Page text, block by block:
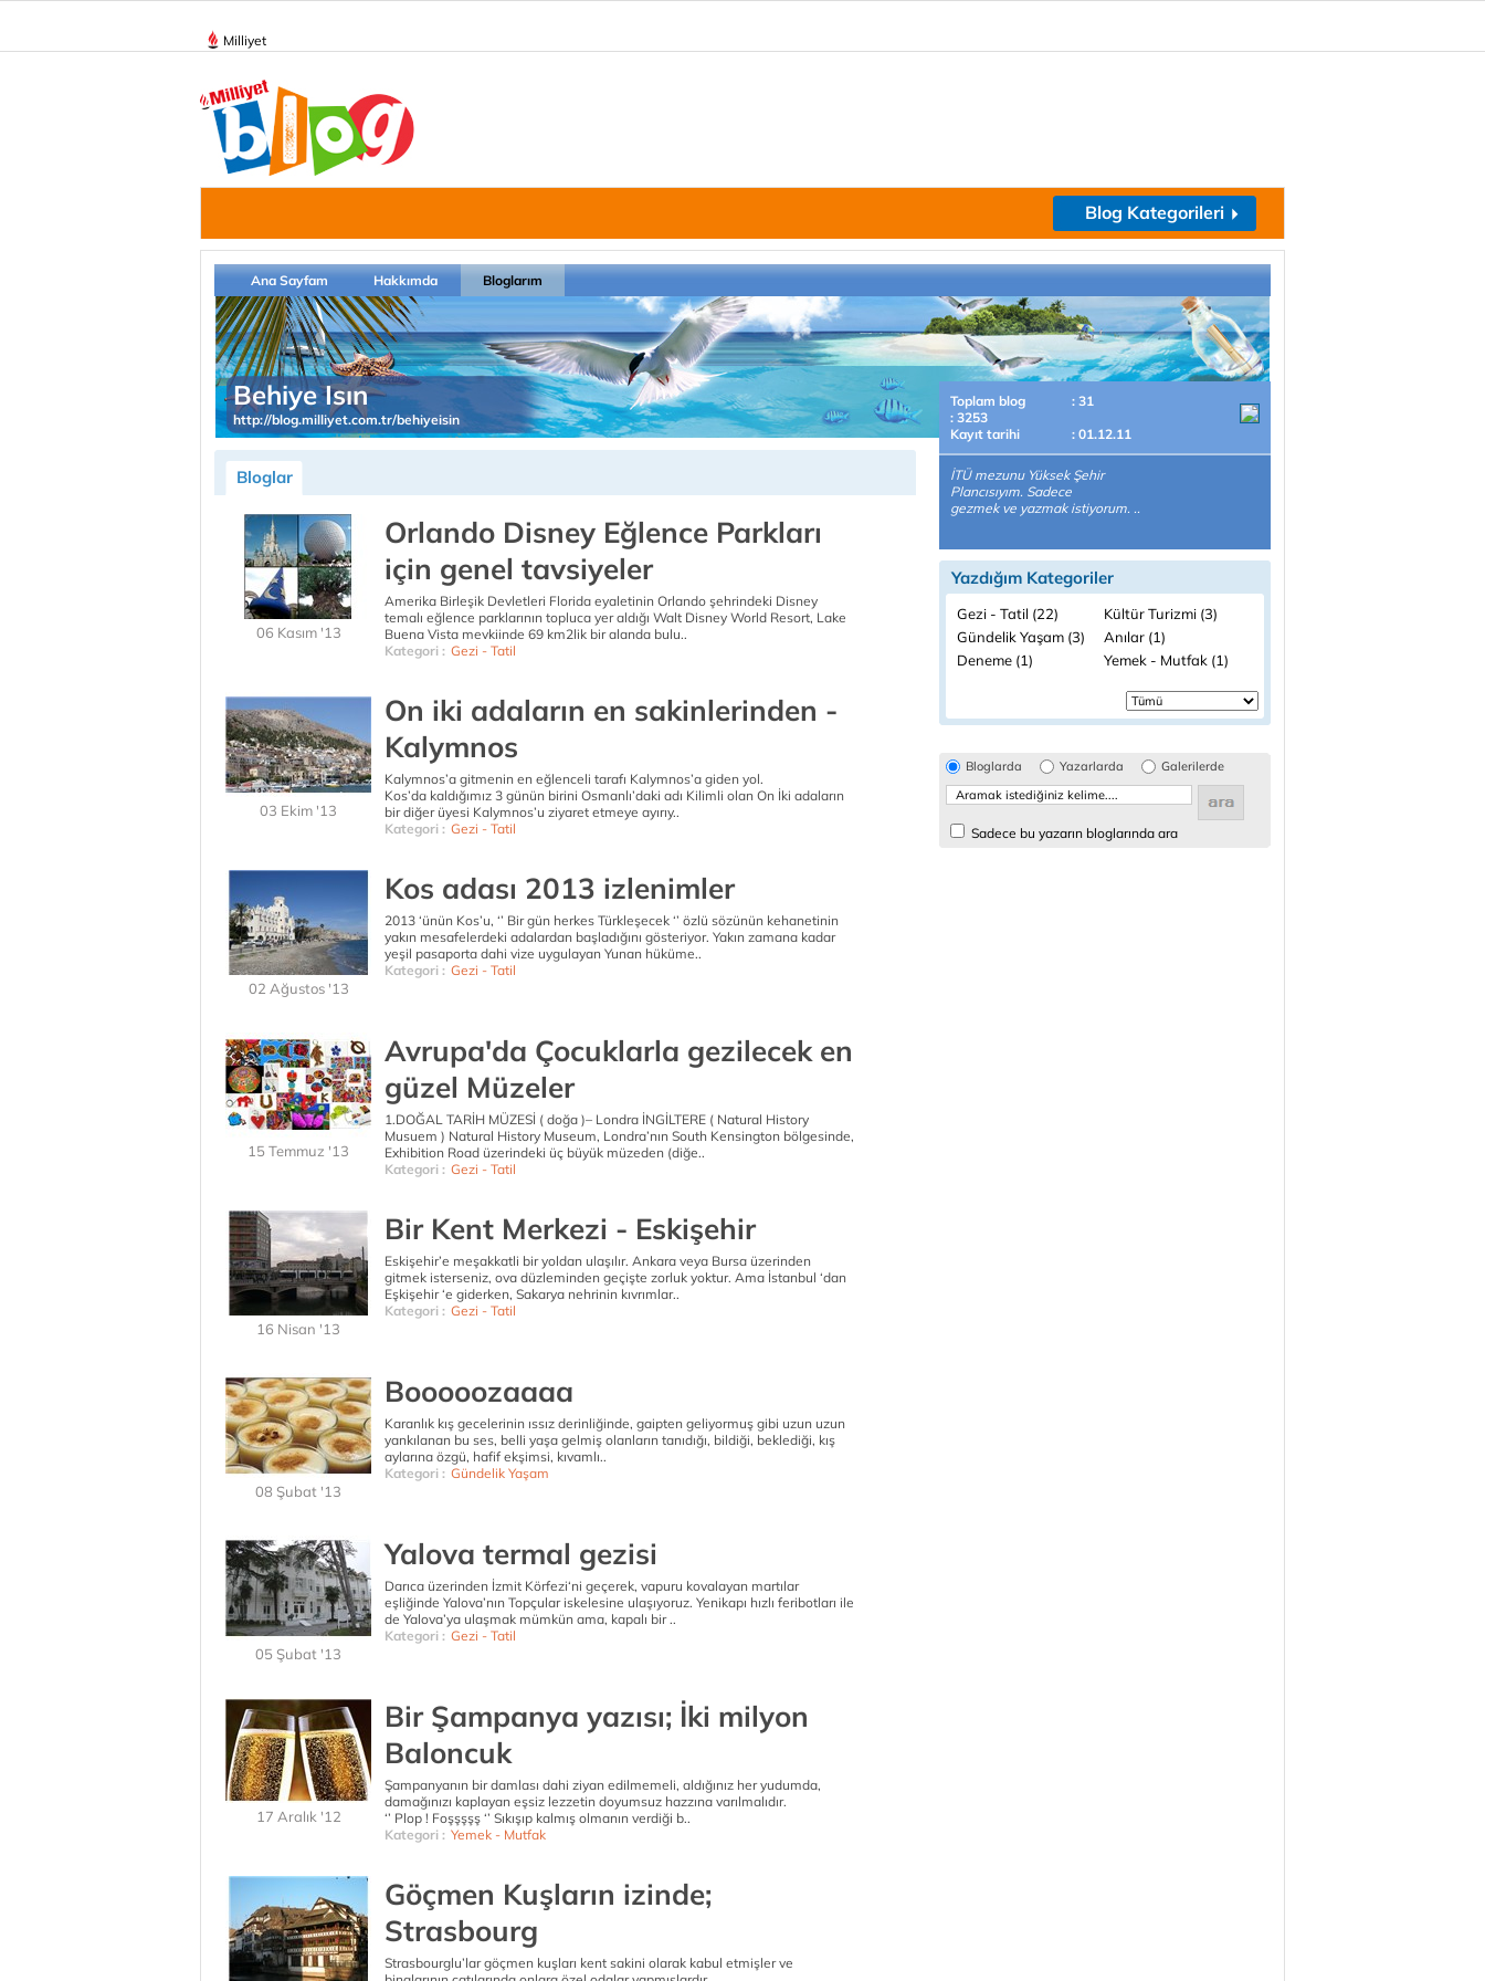
Milliyet
Blog Kategorileri
Ana Sayfam Hakkımda Bloglarım
Behiye Isın
http://blog.milliyet.com.tr/behiyeisin
Bloglar
06 Kasım '13
Orlando Disney Eğlence Parkları
için genel tavsiyeler
Amerika Birleşik Devletleri Florida eyaletinin Orlando şehrindeki Disney
temalı eğlence parklarının topluca yer aldığı Walt Disney World Resort, Lake
Buena Vista mevkiinde 69 km2lik bir alanda bulu..
Kategori : Gezi - Tatil
03 Ekim '13
On iki adaların en sakinlerinden -
Kalymnos
Kalymnos’a gitmenin en eğlenceli tarafı Kalymnos’a giden yol.
Kos’da kaldığımız 3 günün birini Osmanlı’daki adı Kilimli olan On İki adaların
bir diğer üyesi Kalymnos’u ziyaret etmeye ayırıy..
Kategori : Gezi - Tatil
02 Ağustos '13
Kos adası 2013 izlenimler
2013 ‘ünün Kos’u, ‘’ Bir gün herkes Türkleşecek ‘’ özlü sözünün kehanetinin
yakın mesafelerdeki adalardan başladığını gösteriyor. Yakın zamana kadar
yeşil pasaporta dahi vize uygulayan Yunan hüküme..
Kategori : Gezi - Tatil
15 Temmuz '13
Avrupa'da Çocuklarla gezilecek en
güzel Müzeler
1.DOĞAL TARİH MÜZESİ ( doğa )– Londra İNGİLTERE ( Natural History
Musuem ) Natural History Museum, Londra’nın South Kensington bölgesinde,
Exhibition Road üzerindeki üç büyük müzeden (diğe..
Kategori : Gezi - Tatil
16 Nisan '13
Bir Kent Merkezi - Eskişehir
Eskişehir’e meşakkatli bir yoldan ulaşılır. Ankara veya Bursa üzerinden
gitmek isterseniz, ova düzleminden geçişte zorluk yoktur. Ama İstanbul ‘dan
Eşkişehir ‘e giderken, Sakarya nehrinin kıvrımlar..
Kategori : Gezi - Tatil
08 Şubat '13
Booooozaaaa
Karanlık kış gecelerinin ıssız derinliğinde, gaipten geliyormuş gibi uzun uzun
yankılanan bu ses, belli yaşa gelmiş olanların tanıdığı, bildiği, beklediği, kış
aylarına özgü, hafif ekşimsi, kıvamlı..
Kategori : Gündelik Yaşam
05 Şubat '13
Yalova termal gezisi
Darıca üzerinden İzmit Körfezi‘ni geçerek, vapuru kovalayan martılar
eşliğinde Yalova’nın Topçular iskelesine ulaşıyoruz. Yenikapı hızlı feribotları ile
de Yalova’ya ulaşmak mümkün ama, kapalı bir ..
Kategori : Gezi - Tatil
17 Aralık '12
Bir Şampanya yazısı; İki milyon
Baloncuk
Şampanyanın bir damlası dahi ziyan edilmemeli, aldığınız her yudumda,
damağınızı kaplayan eşsiz lezzetin doyumsuz hazzına varılmalıdır.
‘’ Plop ! Foşşşşş ‘’ Sıkışıp kalmış olmanın verdiği b..
Kategori : Yemek - Mutfak
Göçmen Kuşların izinde;
Strasbourg
Strasbourglu’lar göçmen kuşları kent sakini olarak kabul etmişler ve
Toplam blog
: 31
: 3253
Kayıt tarihi
: 01.12.11
İTÜ mezunu Yüksek Şehir
Plancısıyım. Sadece
gezmek ve yazmak istiyorum. ..
Yazdığım Kategoriler
Gezi - Tatil (22)
Kültür Turizmi (3)
Gündelik Yaşam (3)
Anılar (1)
Deneme (1)
Yemek - Mutfak (1)
Bloglarda Yazarlarda Galerilerde
Sadece bu yazarın bloglarında ara